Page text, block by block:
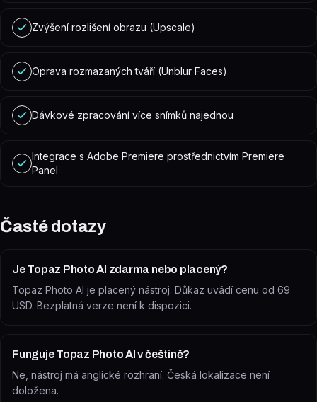
Zvýšení rozlišení obrazu (Upscale)
Oprava rozmazaných tváří (Unblur Faces)
Dávkové zpracování více snímků najednou
Integrace s Adobe Premiere prostřednictvím Premiere
Panel
Časté dotazy
Je Topaz Photo AI zdarma nebo placený?
Topaz Photo AI je placený nástroj. Důkaz uvádí cenu od 69
USD. Bezplatná verze není k dispozici.
Funguje Topaz Photo AI v češtině?
Ne, nástroj má anglické rozhraní. Česká lokalizace není
doložena.